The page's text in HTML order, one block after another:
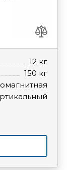
12 кг
150 кг